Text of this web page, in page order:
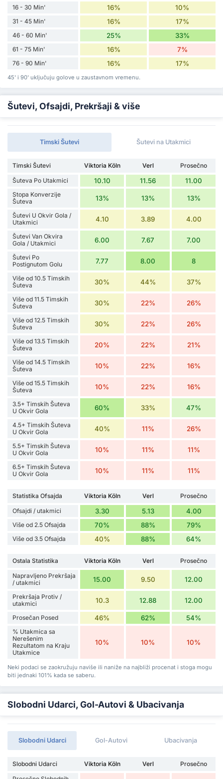
16 - 30 Min' 16% 10%
31 - 45 Min' 16% 17%
46 - 60 Min' 25% 33%
61 - 75 Min' 16% 7%
76 - 90 Min' 16% 17%
45' i 90' uključuju golove u zaustavnom vremenu.
Šutevi, Ofsajdi, Prekršaji & više
Timski Šutevi Šutevi na Utakmici
Timski Šutevi Viktoria Köln Verl
Prosečno
Šuteva Po Utakmici
10.10 11.56 11.00
Stopa Konverzije
Šuteva
13% 13% 13%
Šutevi U Okvir Gola /
Utakmici
4.10 3.89 4.00
Šutevi Van Okvira
Gola / Utakmici
6.00 7.67 7.00
Šutevi Po
Postignutom Golu
7.77 8.00 8
Više od 10.5 Timskih
Šuteva
30% 44% 37%
Više od 11.5 Timskih
Šuteva
30% 22% 26%
Više od 12.5 Timskih
Šuteva
30% 22% 26%
Više od 13.5 Timskih
Šuteva
20% 22% 21%
Više od 14.5 Timskih
Šuteva
10% 22% 16%
Više od 15.5 Timskih
Šuteva
10% 22% 16%
3.5+ Timskih Šuteva
U Okvir Gola
60% 33% 47%
4.5+ Timskih Šuteva
U Okvir Gola
40% 11% 26%
5.5+ Timskih Šuteva
U Okvir Gola
10% 11% 11%
6.5+ Timskih Šuteva
U Okvir Gola
10% 11% 11%
Statistika Ofsajda Viktoria Köln Verl
Prosečno
Ofsajdi / utakmici
3.30 5.13 4.00
Više od 2.5 Ofsajda 70% 88% 79%
Više od 3.5 Ofsajda 40% 88% 64%
Ostala Statistika Viktoria Köln Verl
Prosečno
Napravljeno Prekršaja
/ utakmici
15.00 9.50 12.00
Prekršaja Protiv /
utakmici
10.3 12.88 12.00
Prosečan Posed 46% 62% 54%
% Utakmica sa
Nerešenim
Rezultatom na Kraju
Utakmice
10% 10% 10%
Neki podaci se zaokružuju naviše ili naniže na najbliži procenat i stoga mogu
biti jednaki 101% kada se saberu.
Slobodni Udarci, Gol-Autovi & Ubacivanja
Slobodni Udarci Gol-Autovi Ubacivanja
Slobodni Udarci Viktoria Köln Verl
Prosečno